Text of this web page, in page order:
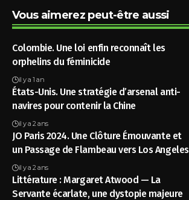
Vous aimerez peut-être aussi
Colombie. Une loi enfin reconnaît les
orphelins du féminicide
il y a 1 an
États-Unis. Une stratégie d’arsenal anti-
navires pour contenir la Chine
il y a 2 ans
JO Paris 2024. Une Clôture Émouvante et
un Passage de Flambeau vers Los Angeles
il y a 2 ans
Littérature : Margaret Atwood — La
Servante écarlate, une dystopie majeure